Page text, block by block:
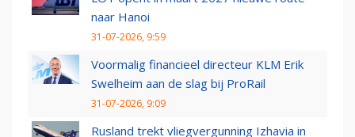
naar Hanoi
31-07-2026, 9:59
Voormalig financieel directeur KLM Erik
Swelheim aan de slag bij ProRail
31-07-2026, 9:09
Rusland trekt vliegvergunning Izhavia in